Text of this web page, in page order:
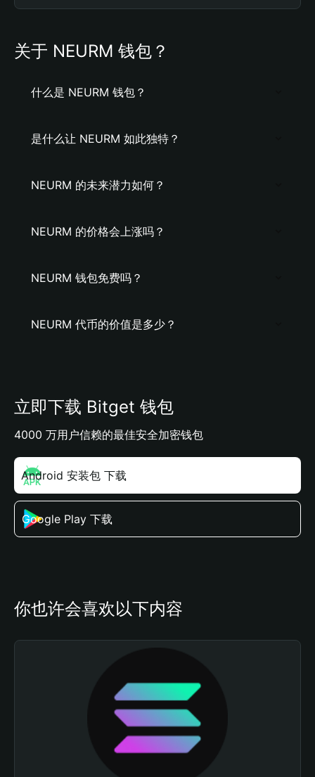
关于 NEURM 钱包？
什么是 NEURM 钱包？
是什么让 NEURM 如此独特？
NEURM 的未来潜力如何？
NEURM 的价格会上涨吗？
NEURM 钱包免费吗？
NEURM 代币的价值是多少？
立即下载 Bitget 钱包
4000 万用户信赖的最佳安全加密钱包
Android 安装包 下载
Google Play 下载
你也许会喜欢以下内容